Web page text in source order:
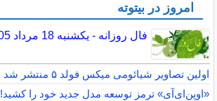
امروز در بیتوته
فال روزانه - یکشنبه 18 مرداد 1405
اولین تصاویر شیائومی میکس فولد ۵ منتشر شد
«اوپن‌ای‌آی» ترمز توسعه مدل جدید خود را کشید!